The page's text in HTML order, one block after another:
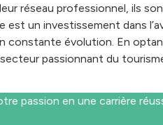
réseau professionnel, ils
est un investissement dans
constante évolution. En
passionnant du
passion en une carrière